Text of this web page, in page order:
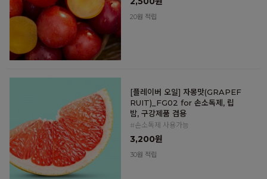
20원 적립
[플레이버 오일] 자몽맛(GRAPEF
RUIT)_FG02 for 손소독제, 립
밤, 구강제품 겸용
#손소독제 사용가능
3,200원
30원 적립